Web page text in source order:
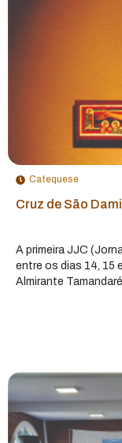
Catequese
Cruz de São
A primeira JJC
entre os dias 14, 15
Almirante